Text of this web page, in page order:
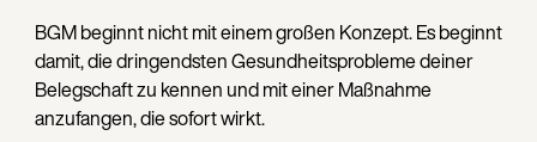
BGM beginnt nicht mit einem großen Konzept. Es beginnt
damit, die dringendsten Gesundheitsprobleme deiner
Belegschaft zu kennen und mit einer Maßnahme
anzufangen, die sofort wirkt.